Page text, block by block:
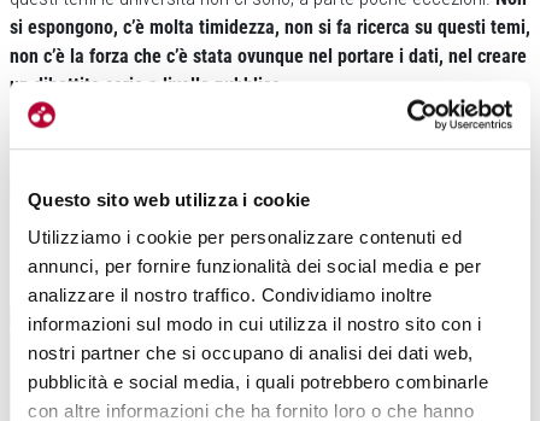
Questo sito web utilizza i cookie
Utilizziamo i cookie per personalizzare contenuti ed
annunci, per fornire funzionalità dei social media e per
analizzare il nostro traffico. Condividiamo inoltre
informazioni sul modo in cui utilizza il nostro sito con i
nostri partner che si occupano di analisi dei dati web,
pubblicità e social media, i quali potrebbero combinarle
con altre informazioni che ha fornito loro o che hanno
si espongono, c’è molta timidezza, non si fa ricerca su questi temi,
non c’è la forza che c’è stata ovunque nel portare i dati, nel creare
un dibattito serio a livello pubblico.